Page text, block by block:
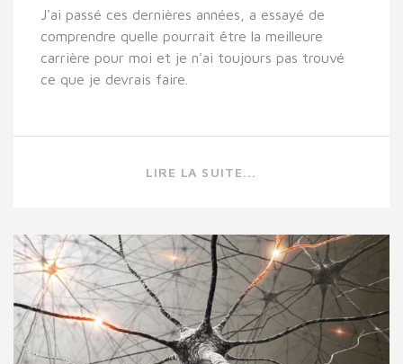
J'ai passé ces dernières années, a essayé de
comprendre quelle pourrait être la meilleure
carrière pour moi et je n'ai toujours pas trouvé
ce que je devrais faire.
LIRE LA SUITE...